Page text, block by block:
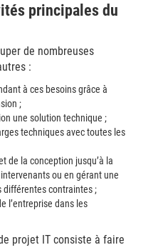
principales du
de nombreuses
:
à ces besoins grâce à
;
une solution technique ;
techniques avec toutes les
de la conception jusqu’à la
ou en gérant une
différentes contraintes ;
l’entreprise dans les
projet IT consiste à faire